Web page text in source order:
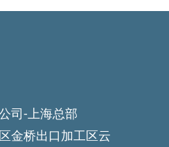
司-上海总部
金桥出口加工区云